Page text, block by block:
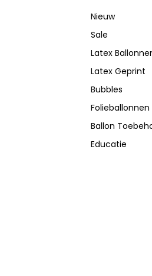
Nieuw
Sale
Latex
Latex Geprint
Bubbles
Folieballonnen
Ballon
Educatie